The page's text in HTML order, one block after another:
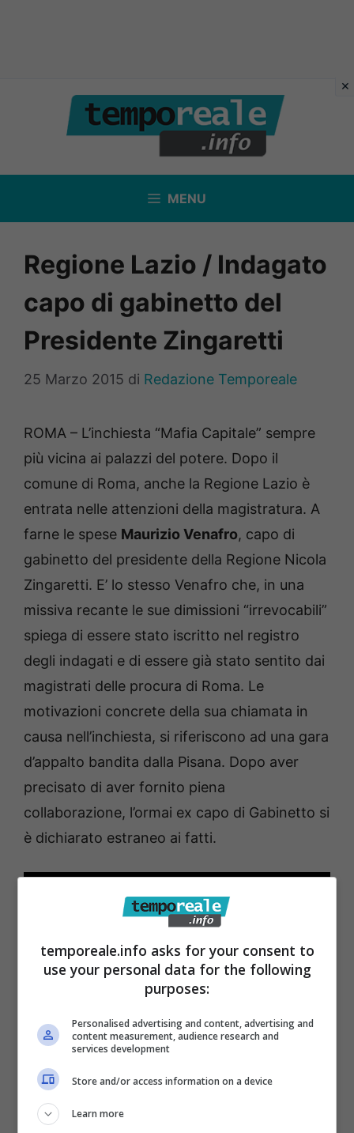
contenuto
MENU
Regione Lazio / Indagato
capo di gabinetto del
Presidente Zingaretti
25 Marzo 2015 di Redazione Temporeale
ROMA – L’inchiesta “Mafia Capitale” sempre
più vicina ai palazzi del potere. Dopo il
comune di Roma, anche la Regione Lazio è
entrata nelle attenzioni della magistratura. A
farne le spese Maurizio Venafro, capo di
gabinetto del presidente della Regione Nicola
Zingaretti. E’ lo stesso Venafro che, in una
missiva recante le sue dimissioni “irrevocabili”
spiega di essere stato iscritto nel registro
degli indagati e di essere già stato sentito dai
magistrati delle procura di Roma. Le
motivazioni concrete della sua chiamata in
causa nell’inchiesta, si riferiscono ad una gara
d’appalto bandita dalla Pisana. Dopo aver
precisato di aver fornito piena
collaborazione, l’ormai ex capo di Gabinetto si
è dichiarato estraneo ai fatti.
temporeale.info asks for your consent to
use your personal data for the following
purposes:
Personalised advertising and content, advertising and
content measurement, audience research and
services development
Store and/or access information on a device
Learn more